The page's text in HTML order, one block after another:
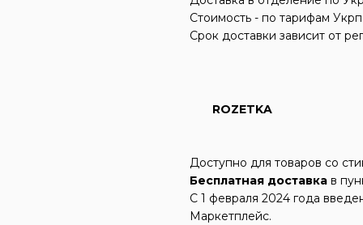
Стоимость - по тарифам
Срок доставки зависит от
ROZETKA
Доступно для товаров со
Бесплатная доставка в
С 1 февраля 2024 года
Маркетплейс.